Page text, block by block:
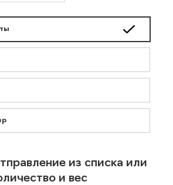
из списка или
и вес